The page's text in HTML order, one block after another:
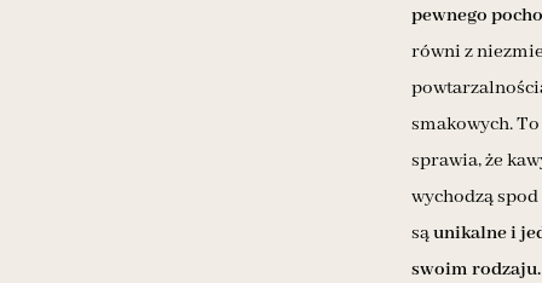
pewnego
równi z
smakowych.
sprawia, że
wychodzą
sąunikalne i
swoim rodzaju.